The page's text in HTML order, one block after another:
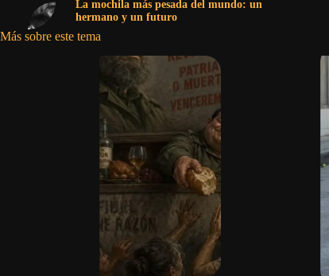
La mochila más pesada del mundo: un
hermano y un futuro
Más sobre este tema